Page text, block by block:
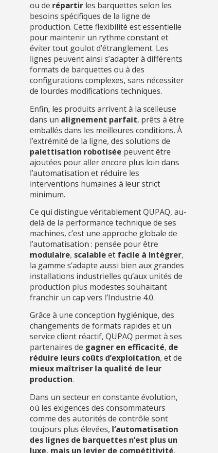
ou de répartir les barquettes selon les
besoins spécifiques de la ligne de
production. Cette flexibilité est essentielle
pour maintenir un rythme constant et
éviter tout goulot d’étranglement. Les
lignes peuvent ainsi s’adapter à différents
formats de barquettes ou à des
configurations complexes, sans nécessiter
de lourdes modifications techniques.
Enfin, les produits arrivent à la scelleuse
dans un alignement parfait, prêts à être
emballés dans les meilleures conditions. À
l’extrémité de la ligne, des solutions de
palettisation robotisée peuvent être
ajoutées pour aller encore plus loin dans
l’automatisation et réduire les
interventions humaines à leur strict
minimum.
Ce qui distingue véritablement QUPAQ, au-
delà de la performance technique de ses
machines, c’est une approche globale de
l’automatisation : pensée pour être
modulaire, scalable et facile à intégrer,
la gamme s’adapte aussi bien aux grandes
installations industrielles qu’aux unités de
production plus modestes souhaitant
franchir un cap vers l’Industrie 4.0.
Grâce à une conception hygiénique, des
changements de formats rapides et un
service client réactif, QUPAQ permet à ses
partenaires de gagner en efficacité, de
réduire leurs coûts d’exploitation, et de
mieux maîtriser la qualité de leur
production.
Dans un secteur en constante évolution,
où les exigences des consommateurs
comme des autorités de contrôle sont
toujours plus élevées, l’automatisation
des lignes de barquettes n’est plus un
luxe, mais un levier de compétitivité.